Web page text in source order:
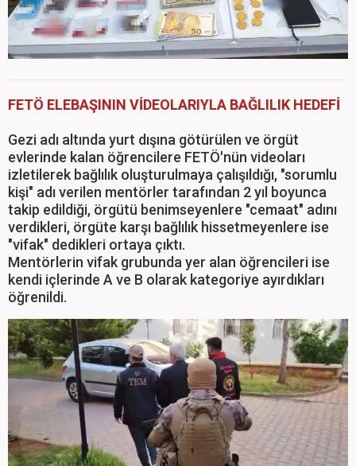
FETÖ ELEBAŞININ VİDEOLARIYLA BAĞLILIK HEDEFİ
Gezi adı altında yurt dışına götürülen ve örgüt
evlerinde kalan öğrencilere FETÖ'nün videoları
izletilerek bağlılık oluşturulmaya çalışıldığı, "sorumlu
kişi" adı verilen mentörler tarafından 2 yıl boyunca
takip edildiği, örgütü benimseyenlere "cemaat" adını
verdikleri, örgüte karşı bağlılık hissetmeyenlere ise
"vifak" dedikleri ortaya çıktı.
Mentörlerin vifak grubunda yer alan öğrencileri ise
kendi içlerinde A ve B olarak kategoriye ayırdıkları
öğrenildi.